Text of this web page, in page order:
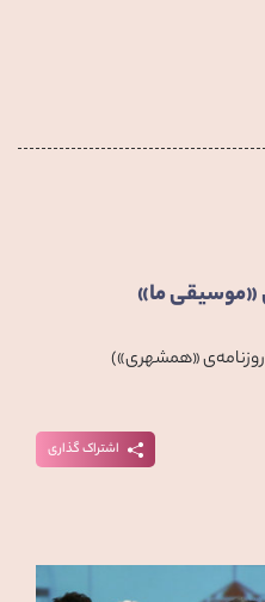
«همشهری»)
اشتراک گذاری